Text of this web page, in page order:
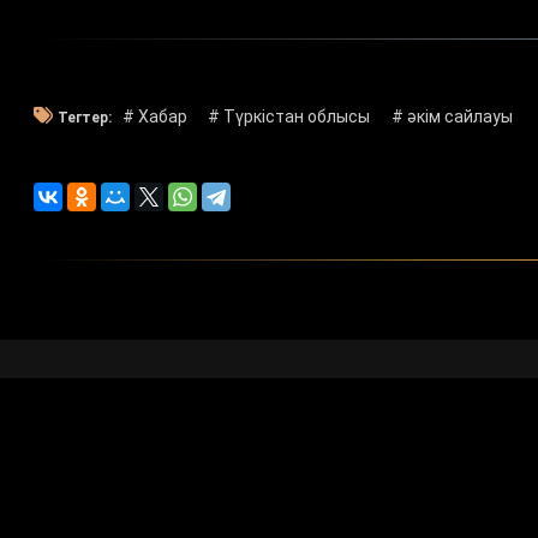
Тегтер: # Хабар # Түркістан облысы # әкім сайлауы